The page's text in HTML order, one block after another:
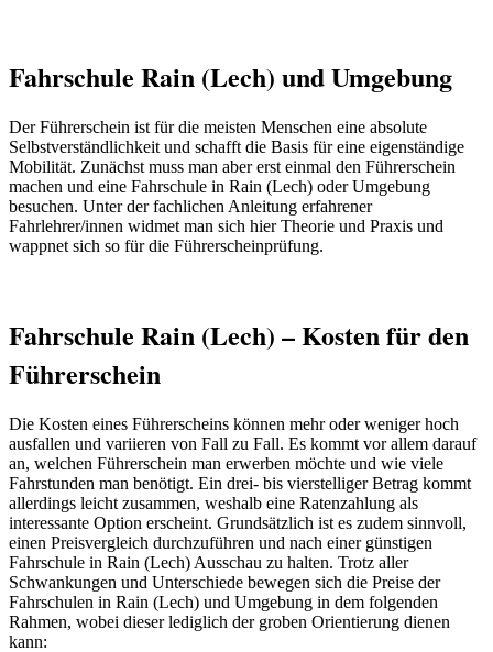
Fahrschule Rain (Lech) und Umgebung
Der Führerschein ist für die meisten Menschen eine absolute
Selbstverständlichkeit und schafft die Basis für eine eigenständige
Mobilität. Zunächst muss man aber erst einmal den Führerschein
machen und eine Fahrschule in Rain (Lech) oder Umgebung
besuchen. Unter der fachlichen Anleitung erfahrener
Fahrlehrer/innen widmet man sich hier Theorie und Praxis und
wappnet sich so für die Führerscheinprüfung.
Fahrschule Rain (Lech) – Kosten für den
Führerschein
Die Kosten eines Führerscheins können mehr oder weniger hoch
ausfallen und variieren von Fall zu Fall. Es kommt vor allem darauf
an, welchen Führerschein man erwerben möchte und wie viele
Fahrstunden man benötigt. Ein drei- bis vierstelliger Betrag kommt
allerdings leicht zusammen, weshalb eine Ratenzahlung als
interessante Option erscheint. Grundsätzlich ist es zudem sinnvoll,
einen Preisvergleich durchzuführen und nach einer günstigen
Fahrschule in Rain (Lech) Ausschau zu halten. Trotz aller
Schwankungen und Unterschiede bewegen sich die Preise der
Fahrschulen in Rain (Lech) und Umgebung in dem folgenden
Rahmen, wobei dieser lediglich der groben Orientierung dienen
kann: